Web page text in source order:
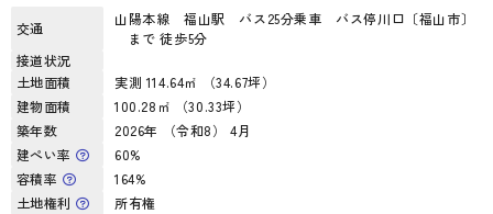
交通
山陽本線 福山駅 バス25分乗車 バス停川口〔福山市〕
まで 徒歩5分
接道状況
土地面積
実測 114.64㎡ （34.67坪）
建物面積
100.28㎡ （30.33坪）
築年数
2026年 （令和8） 4月
建ぺい率
60%
容積率
164%
土地権利
所有権